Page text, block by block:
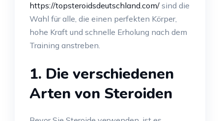
https://topsteroidsdeutschland.com/ sind die
Wahl für alle, die einen perfekten Körper,
hohe Kraft und schnelle Erholung nach dem
Training anstreben.
1. Die verschiedenen
Arten von Steroiden